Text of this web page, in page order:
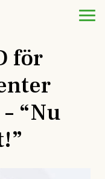
för
“Nu